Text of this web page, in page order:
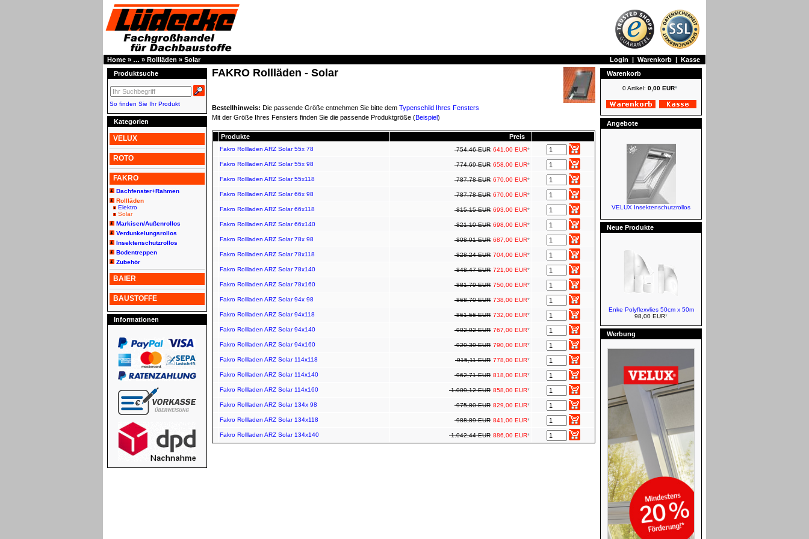
Home » … » Rollläden » Solar Login | Warenkorb | Kasse
Produktsuche
So finden Sie Ihr Produkt
Kategorien
VELUX
ROTO
FAKRO
Dachfenster+Rahmen
Rollläden
Elektro
Solar
Markisen/Außenrollos
Verdunkelungsrollos
Insektenschutzrollos
Bodentreppen
Zubehör
BAIER
BAUSTOFFE
Informationen
FAKRO Rollläden - Solar
Bestellhinweis: Die passende Größe entnehmen Sie bitte dem Typenschild Ihres Fensters
Mit der Größe Ihres Fensters finden Sie die passende Produktgröße (Beispiel)
Produkte Preis
Fakro Rollladen ARZ Solar 55x 78 754,46 EUR 641,00 EUR*
Fakro Rollladen ARZ Solar 55x 98 774,69 EUR 658,00 EUR*
Fakro Rollladen ARZ Solar 55x118 787,78 EUR 670,00 EUR*
Fakro Rollladen ARZ Solar 66x 98 787,78 EUR 670,00 EUR*
Fakro Rollladen ARZ Solar 66x118 815,15 EUR 693,00 EUR*
Fakro Rollladen ARZ Solar 66x140 821,10 EUR 698,00 EUR*
Fakro Rollladen ARZ Solar 78x 98 808,01 EUR 687,00 EUR*
Fakro Rollladen ARZ Solar 78x118 828,24 EUR 704,00 EUR*
Fakro Rollladen ARZ Solar 78x140 848,47 EUR 721,00 EUR*
Fakro Rollladen ARZ Solar 78x160 881,79 EUR 750,00 EUR*
Fakro Rollladen ARZ Solar 94x 98 868,70 EUR 738,00 EUR*
Fakro Rollladen ARZ Solar 94x118 861,56 EUR 732,00 EUR*
Fakro Rollladen ARZ Solar 94x140 902,02 EUR 767,00 EUR*
Fakro Rollladen ARZ Solar 94x160 929,39 EUR 790,00 EUR*
Fakro Rollladen ARZ Solar 114x118 915,11 EUR 778,00 EUR*
Fakro Rollladen ARZ Solar 114x140 962,71 EUR 818,00 EUR*
Fakro Rollladen ARZ Solar 114x160 1.009,12 EUR 858,00 EUR*
Fakro Rollladen ARZ Solar 134x 98 975,80 EUR 829,00 EUR*
Fakro Rollladen ARZ Solar 134x118 988,89 EUR 841,00 EUR*
Fakro Rollladen ARZ Solar 134x140 1.042,44 EUR 886,00 EUR*
Warenkorb
0 Artikel: 0,00 EUR*
Angebote
VELUX Insektenschutzrollos
VELUX Jalousetten - Manuell
VELUX Rollläden
VELUX Rollläden - Elektro
Neue Produkte
Enke Polyflexvlies 50cm x 50m
98,00 EUR*
Werbung